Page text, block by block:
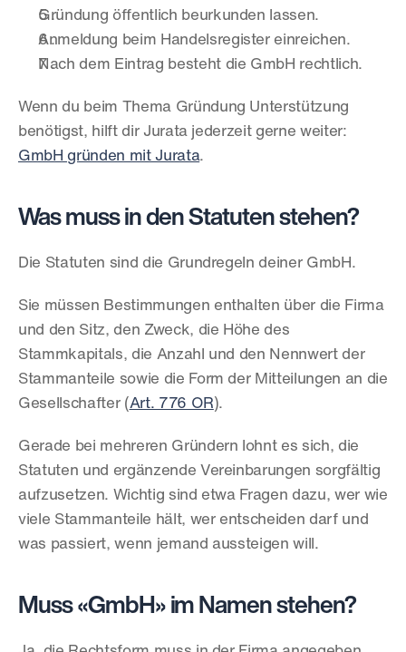
Gründung öffentlich beurkunden lassen.
Anmeldung beim Handelsregister einreichen.
Nach dem Eintrag besteht die GmbH rechtlich.
Wenn du beim Thema Gründung Unterstützung
GmbH gründen mit Jurata.
Was muss in den Statuten stehen?
Die Statuten sind die Grundregeln deiner GmbH.
Sie müssen Bestimmungen enthalten über die Firma
und den Sitz, den Zweck, die Höhe des
Stammkapitals, die Anzahl und den Nennwert der
Stammanteile sowie die Form der Mitteilungen an die
Gesellschafter (Art. 776 OR).
Gerade bei mehreren Gründern lohnt es sich, die
Statuten und ergänzende Vereinbarungen sorgfältig
aufzusetzen. Wichtig sind etwa Fragen dazu, wer wie
viele Stammanteile hält, wer entscheiden darf und
was passiert, wenn jemand aussteigen will.
Muss «GmbH» im Namen stehen?